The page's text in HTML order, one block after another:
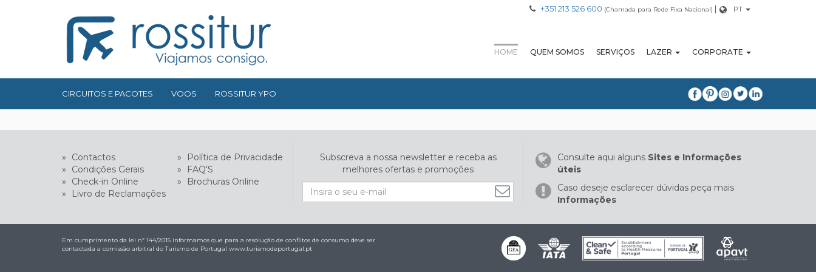
+351 213 526 600 (Chamada para Rede Fixa Nacional) | PT
HOME QUEM SOMOS SERVIÇOS LAZER CORPORATE
CIRCUITOS E PACOTES VOOS ROSSITUR YPO
» Contactos »
Política de Privacidade
»
Condições Gerais »
FAQ'S
»
Check-in Online »
Brochuras Online
»
Livro de Reclamações
Subscreva a nossa newsletter e receba as
melhores ofertas e promoções
Consulte aqui alguns Sites e Informações
úteis
Caso deseje esclarecer dúvidas peça mais
Informações
Em cumprimento da lei nº 144/2015 informamos que para a resolução de conflitos de consumo deve ser
contactada a comissão arbitral do Turismo de Portugal www.turismodeportugal.pt